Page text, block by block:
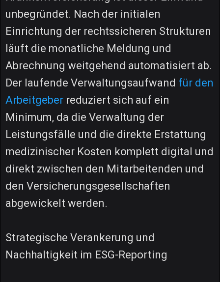
unbegründet. Nach der initialen
Einrichtung der rechtssicheren Strukturen
läuft die monatliche Meldung und
Abrechnung weitgehend automatisiert ab.
Der laufende Verwaltungsaufwand für den
Arbeitgeber reduziert sich auf ein
Minimum, da die Verwaltung der
Leistungsfälle und die direkte Erstattung
medizinischer Kosten komplett digital und
direkt zwischen den Mitarbeitenden und
den Versicherungsgesellschaften
abgewickelt werden.
Strategische Verankerung und
Nachhaltigkeit im ESG-Reporting